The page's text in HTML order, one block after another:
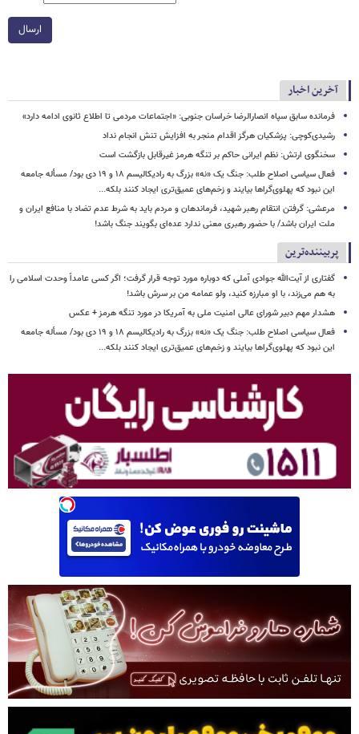
ارسال
آخرین اخبار
فرمانده سابق سپاه انصارالرضا خراسان جنوبی: «اجتماعات مردمی تا اطلاع ثانوی ادامه دارد»
رشیدی‌کوچی: پزشکیان هرگز اقدام منجر به افزایش تنش انجام نداد
سخنگوی ارتش: نظم ایرانی حاکم بر تنگه هرمز غیرقابل بازگشت است
فعال سیاسی اصلاح طلب: جنگ یک «نه» بزرگ به رادیکالیسم ۱۸ و ۱۹ دی بود/ مسأله جامعه
این نبود که پهلوی‌گراها بیایند و زخم‌های عمیق‌تری ایجاد کنند بلکه...
مرعشی: گرفتن انتقام رهبر شهید، فرماندهان و مردم باید به شرط عدم تضاد با منافع ایران و
ملت ایران باشد/ با حضور رهبری معنی ندارد عده‌ای بگویند جنگ باشد!
پربیننده‌ترین
گفتاری از آیت‌الله جوادی آملی که دوباره مورد توجه قرار گرفت؛ اگر کسی عامداً وحدت اسلامی را
به هم می‌زند، با او مبارزه کنید، ولو عمامه من بر سرش باشد!
هشدار مهم دبیر شورای عالی امنیت ملی به آمریکا در مورد تنگه هرمز + عکس
فعال سیاسی اصلاح طلب: جنگ یک «نه» بزرگ به رادیکالیسم ۱۸ و ۱۹ دی بود/ مسأله جامعه
این نبود که پهلوی‌گراها بیایند و زخم‌های عمیق‌تری ایجاد کنند بلکه...